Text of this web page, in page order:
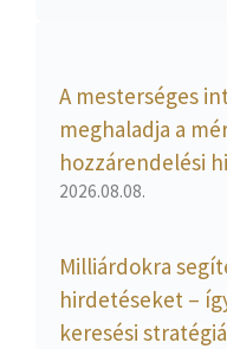
A mesterséges
meghaladja a
hozzárendelési
2026.08.08.
Milliárdokra
hirdetéseket –
keresési